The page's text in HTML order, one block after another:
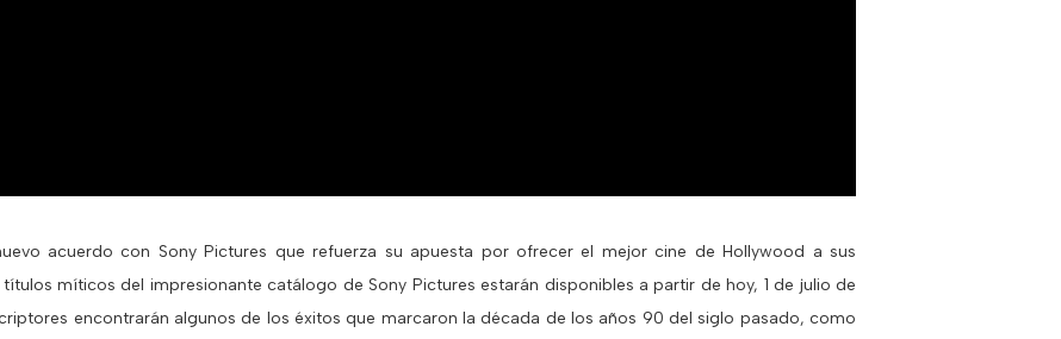
acuerdo con Sony Pictures que refuerza su apuesta por ofrecer el mejor cine de Hollywood a sus
míticos del impresionante catálogo de Sony Pictures estarán disponibles a partir de hoy, 1 de julio de
encontrarán algunos de los éxitos que marcaron la década de los años 90 del siglo pasado, como